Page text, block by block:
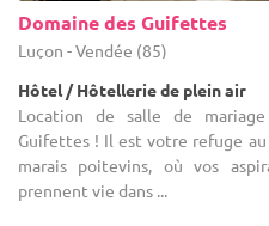
Domaine des Guifettes
Luçon - Vendée (85)
Hôtel / Hôtellerie de plein air
Location de salle de
Guifettes ! Il est votre refuge
marais poitevins, où vos
prennent vie dans ...